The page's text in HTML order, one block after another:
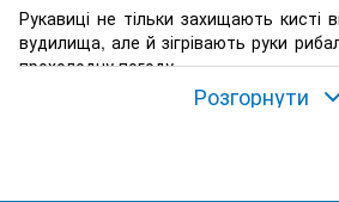
Рукавиці не тільки захищають кисті
вудилища, але й зігрівають руки
прохолодну погоду.
Розгорнути